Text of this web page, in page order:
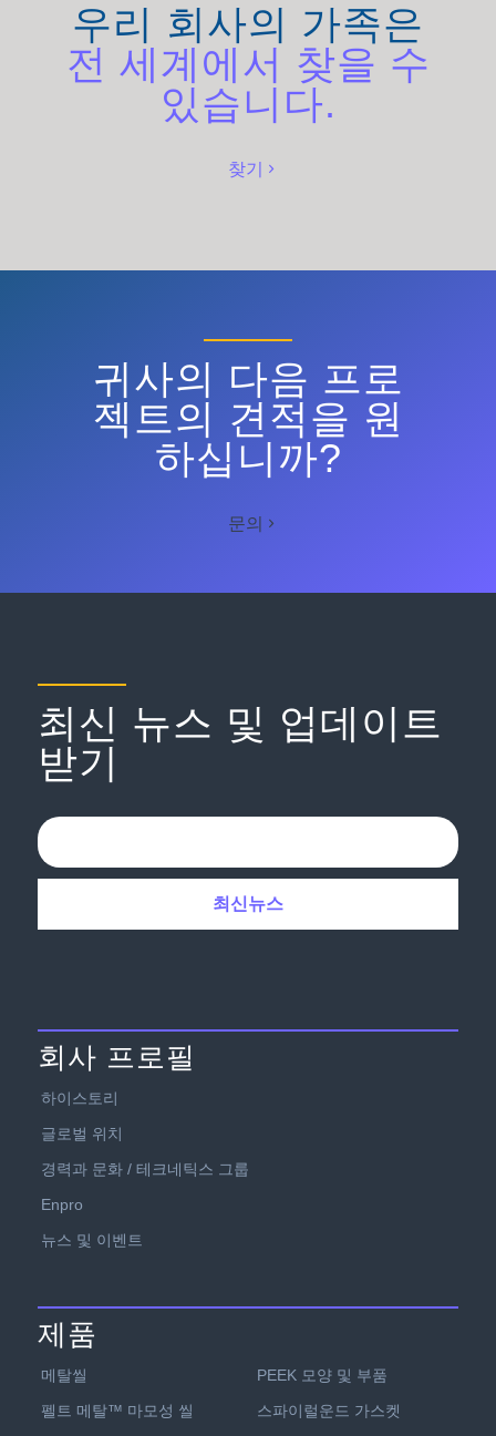
우리 회사의 가족은
전 세계에서 찾을 수
있습니다.
찾기
귀사의 다음 프로
젝트의 견적을 원
하십니까?
문의
최신 뉴스 및 업데이트
받기
회사 프로필
하이스토리
글로벌 위치
경력과 문화 / 테크네틱스 그룹
Enpro
뉴스 및 이벤트
제품
메탈씰
펠트 메탈™ 마모성 씰
PEEK 모양 및 부품
스파이럴운드 가스켓